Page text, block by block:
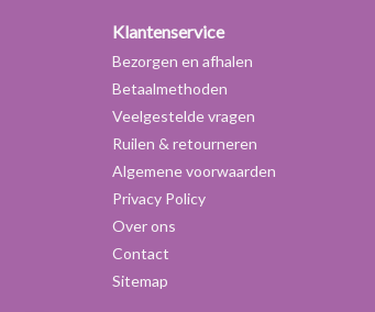
Klantenservice
Bezorgen en afhalen
Betaalmethoden
Veelgestelde vragen
Ruilen & retourneren
Algemene voorwaarden
Privacy Policy
Over ons
Contact
Sitemap